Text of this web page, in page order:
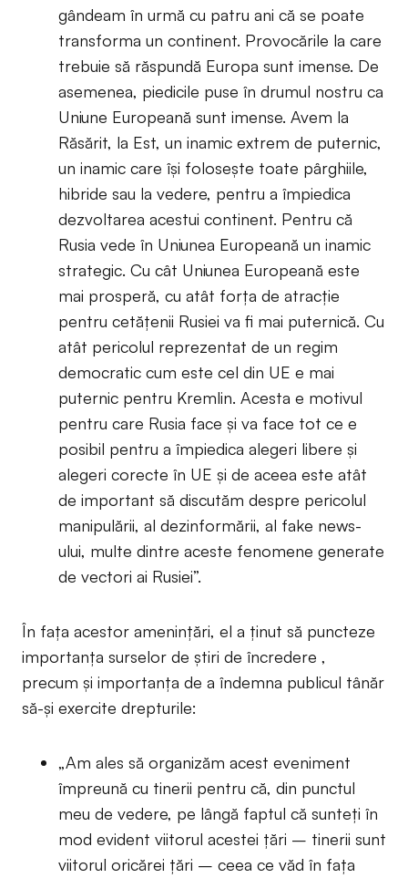
gândeam în urmă cu patru ani că se poate
transforma un continent. Provocările la care
trebuie să răspundă Europa sunt imense. De
asemenea, piedicile puse în drumul nostru ca
Uniune Europeană sunt imense. Avem la
Răsărit, la Est, un inamic extrem de puternic,
un inamic care își folosește toate pârghiile,
hibride sau la vedere, pentru a împiedica
dezvoltarea acestui continent. Pentru că
Rusia vede în Uniunea Europeană un inamic
strategic. Cu cât Uniunea Europeană este
mai prosperă, cu atât forța de atracție
pentru cetățenii Rusiei va fi mai puternică. Cu
atât pericolul reprezentat de un regim
democratic cum este cel din UE e mai
puternic pentru Kremlin. Acesta e motivul
pentru care Rusia face și va face tot ce e
posibil pentru a împiedica alegeri libere și
alegeri corecte în UE și de aceea este atât
de important să discutăm despre pericolul
manipulării, al dezinformării, al fake news-
ului, multe dintre aceste fenomene generate
de vectori ai Rusiei”.
În fața acestor amenințări, el a ținut să puncteze
importanța surselor de știri de încredere ,
precum și importanța de a îndemna publicul tânăr
să-și exercite drepturile:
„Am ales să organizăm acest eveniment
împreună cu tinerii pentru că, din punctul
meu de vedere, pe lângă faptul că sunteți în
mod evident viitorul acestei țări – tinerii sunt
viitorul oricărei țări – ceea ce văd în fața